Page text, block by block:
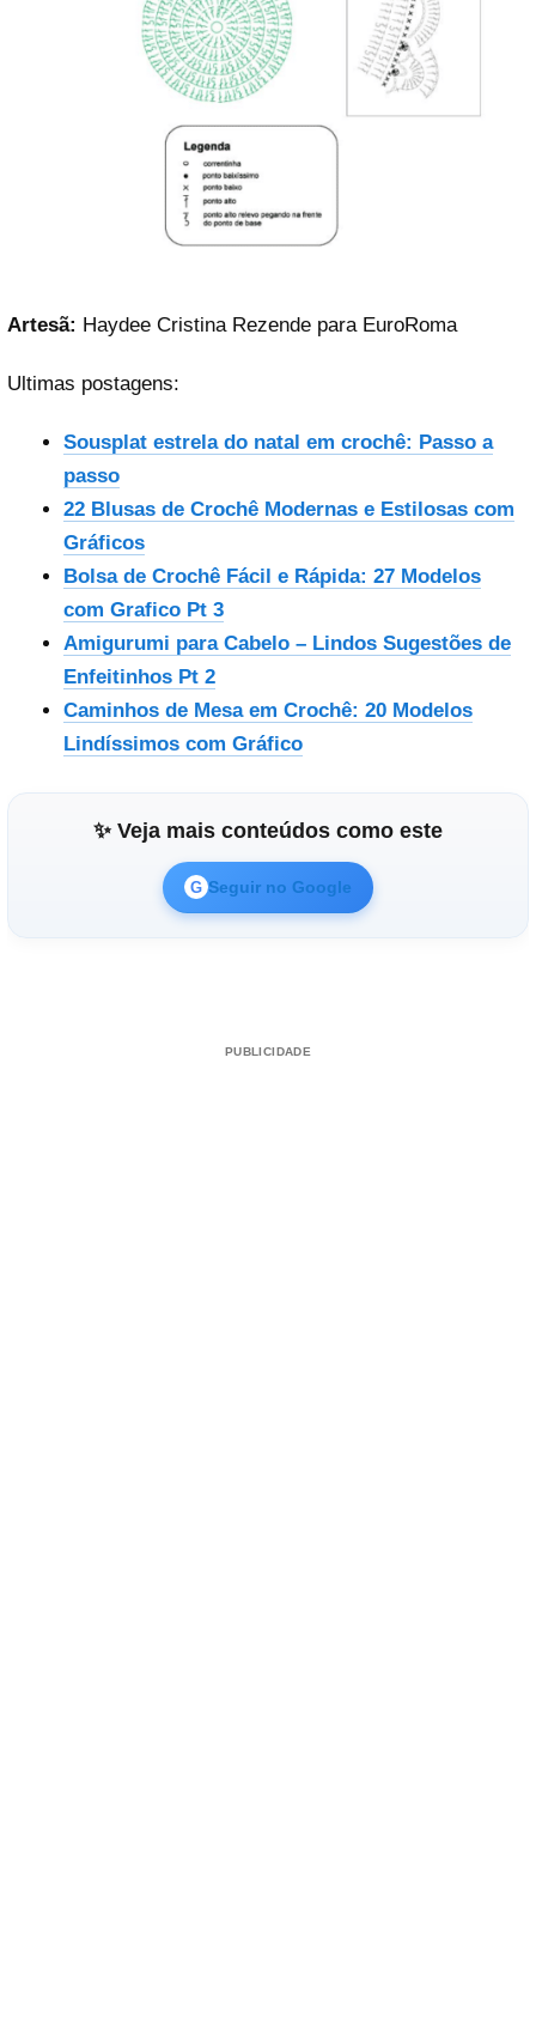
Artesã: Haydee Cristina Rezende para EuroRoma
Ultimas postagens:
Sousplat estrela do natal em crochê: Passo a
passo
22 Blusas de Crochê Modernas e Estilosas com
Gráficos
Bolsa de Crochê Fácil e Rápida: 27 Modelos
com Grafico Pt 3
Amigurumi para Cabelo – Lindos Sugestões de
Enfeitinhos Pt 2
Caminhos de Mesa em Crochê: 20 Modelos
Lindíssimos com Gráfico
✨ Veja mais conteúdos como este
G Seguir no Google
PUBLICIDADE